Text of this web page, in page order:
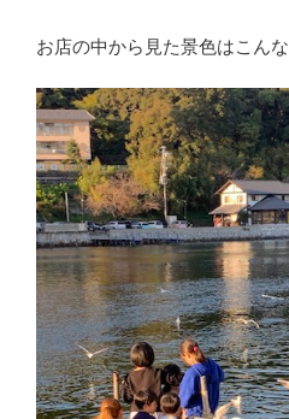
お店の中から見た景色はこんな